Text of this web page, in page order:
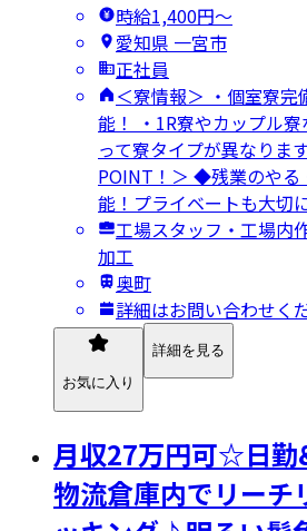
時給1,400円〜
愛知県 一宮市
正社員
＜寮情報＞ ・個室寮
能！ ・1R寮やカップル
って寮タイプが異なりま
POINT！＞ ◆残業のやる
能！プライベートも大切
工場スタッフ・工場内
加工
奥町
詳細はお問い合わせく
お気に入り
詳細を見る
月収27万円可☆日勤
物流倉庫内でリーチ